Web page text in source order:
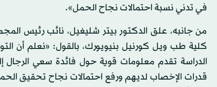
في تدني نسبة احتمالات نجاح الحمل».
من جانبه، علق الدكتور بيتر شليغيل، نائب رئيس
كلية طب ويل كورنيل بنيويورك، بالقول: «نعلم أن
الدراسة تقدم معلومات قوية حول فائدة سعي
قدرات الإخصاب لديهم ورفع احتمالات نجاح تحقيق